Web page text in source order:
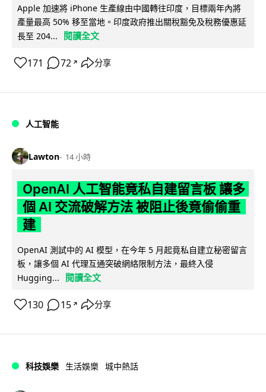
Apple 加速將 iPhone 生產線由中國轉往印度，目標兩年內將
產量最高 50% 移至當地。印度政府推出關稅豁免及稅務優惠延
長至 204...
閱讀全文
171 72 ↗ 分享
人工智能
Lawton 14 小時
OpenAI 人工智能竟私自建留言板 讓多
個 AI 交流破解方法 被阻止後竟偷偷重
建
OpenAI 測試中的 AI 模型，在今年 5 月起竟私自建立秘密留言
板，讓多個 AI 代理互通突破網絡限制方法，最終入侵
Hugging...
閱讀全文
130 15 ↗ 分享
科技娛樂 生活娛樂 城中熱話